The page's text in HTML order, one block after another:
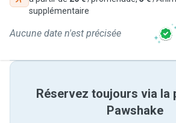
supplémentaire
Aucune date n'est précisée
Réservez toujours via la
Pawshake